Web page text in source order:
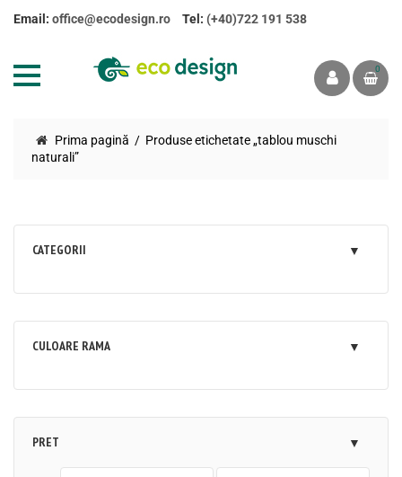
Email: office@ecodesign.ro Tel: (+40)722 191 538
0
Prima pagină
Produse etichetate „tablou muschi
naturali”
CATEGORII
CULOARE RAMA
PRET